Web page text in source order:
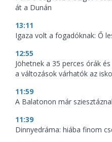
át a Dunán
13:11
Igaza volt a fogadóknak: Ő
12:55
Jöhetnek a 35 perces órák
a változások várhatók az
11:59
A Balatonon már
11:39
Dinnyedráma: hiába finom